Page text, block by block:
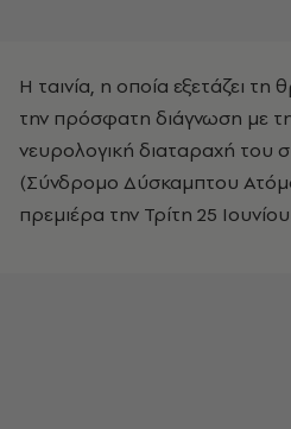
Η ταινία, η οποία εξετάζει τη
την πρόσφατη διάγνωση με
νευρολογική διαταραχή
(Σύνδρομο Δύσκαμπτου
πρεμιέρα την Τρίτη 25 Ιουνίου